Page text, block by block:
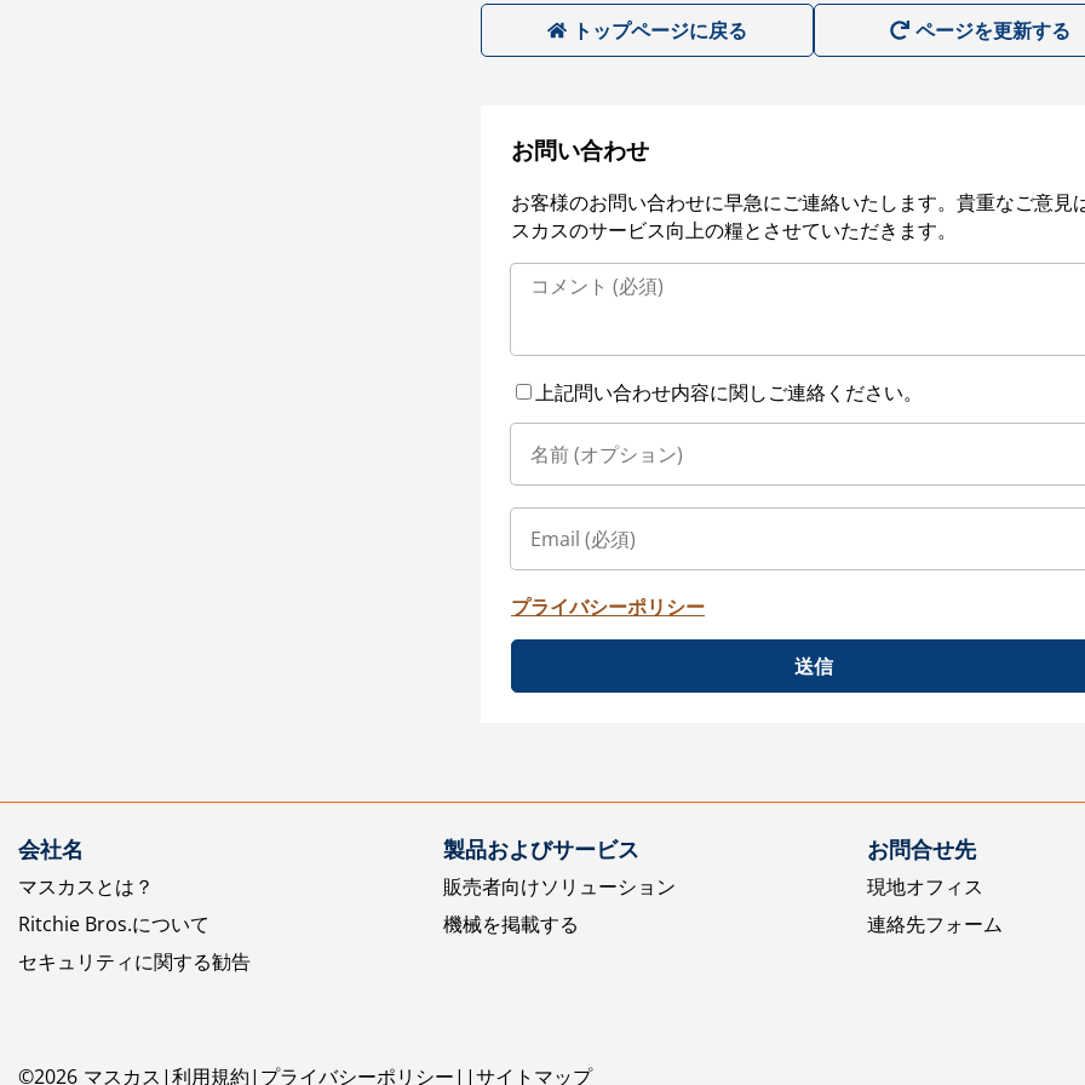
トップページに戻る ページを更新する
お問い合わせ
お客様のお問い合わせに早急にご連絡いたします。貴重なご意見
スカスのサービス向上の糧とさせていただきます。
上記問い合わせ内容に関しご連絡ください。
プライバシーポリシー
送信
会社名
マスカスとは？
Ritchie Bros.について
セキュリティに関する勧告
製品およびサービス
販売者向けソリューション
機械を掲載する
お問合せ先
現地オフィス
連絡先フォーム
©2026 マスカス 利用規約 プライバシーポリシー サイトマップ